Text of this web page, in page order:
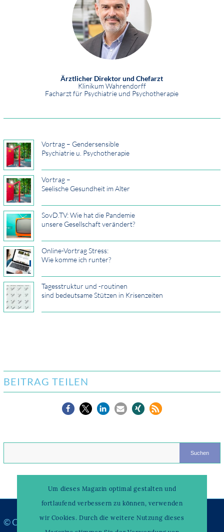
Ärztlicher Direktor und Chefarzt
Klinikum Wahrendorff
Facharzt für Psychiatrie und Psychotherapie
Vortrag – Gendersensible
Psychiatrie u. Psychotherapie
Vortrag –
Seelische Gesundheit im Alter
SovD.TV: Wie hat die Pandemie
unsere Gesellschaft verändert?
Online-Vortrag Stress:
Wie komme ich runter?
Tagesstruktur und -routinen
sind bedeutsame Stützen in Krisenzeiten
BEITRAG TEILEN
© Copyright –WAHRENDORFF KLINIKUM
Um dieses Magazin optimal gestalten und
fortlaufend verbessern zu können, verwenden
wir Cookies. Durch die weitere Nutzung dieses